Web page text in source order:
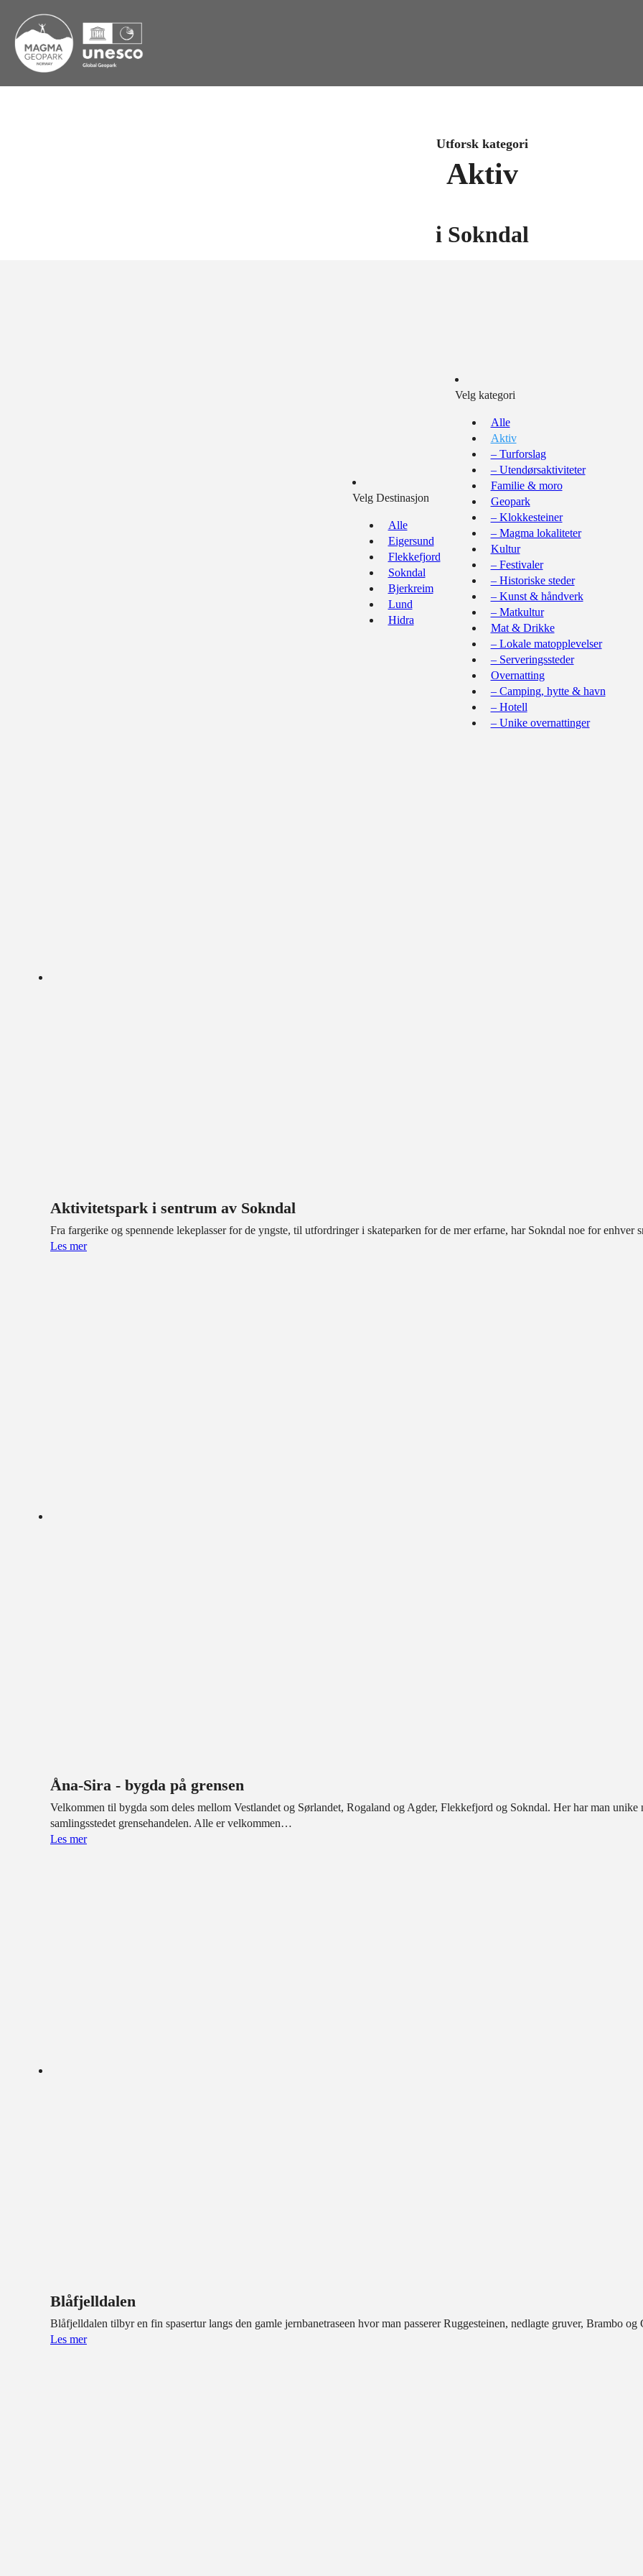
Utforsk kategori
Aktiv
i Sokndal
Velg Destinasjon
Alle
Eigersund
Flekkefjord
Sokndal
Bjerkreim
Lund
Hidra
Velg kategori
Alle
Aktiv
– Turforslag
– Utendørsaktiviteter
Familie & moro
Geopark
– Klokkesteiner
– Magma lokaliteter
Kultur
– Festivaler
– Historiske steder
– Kunst & håndverk
– Matkultur
Mat & Drikke
– Lokale matopplevelser
– Serveringssteder
Overnatting
– Camping, hytte & havn
– Hotell
– Unike overnattinger
Aktivitetspark i sentrum av Sokndal
Fra fargerike og spennende lekeplasser for de yngste, til utfordringer i skateparken for de mer erfarne, har Sokndal noe for enhver
Les mer
Åna-Sira - bygda på grensen
Velkommen til bygda som deles mellom Vestlandet og Sørlandet, Rogaland og Agder, Flekkefjord og Sokndal. Her har man
samlingsstedet grensehandelen. Alle er velkommen…
Les mer
Blåfjelldalen
Blåfjelldalen tilbyr en fin spasertur langs den gamle jernbanetraseen hvor man passerer Ruggesteinen, nedlagte gruver, Brambo og
Les mer